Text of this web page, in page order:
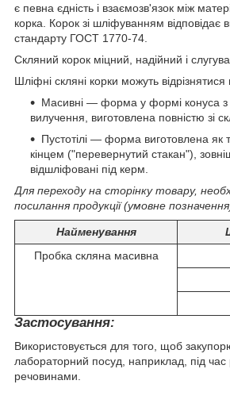
є певна єдність і взаємозв'язок між
корка. Корок зі шліфуванням відповідає
стандарту ГОСТ 1770-74.
Скляний корок міцний, надійний і
Шліфні скляні корки можуть відрізнятися
Масивні — форма у формі конуса з
вилучення, виготовлена повністю зі
Пустотілі — форма виготовлена як
кінцем ("перевернутий стакан"),
відшліфовані під керм.
Для переходу на сторінку товару,
посилання продукції (умовне
Найменування
Пробка скляна масивна
Застосування:
Використовується для того, щоб
лабораторний посуд, наприклад, під час
речовинами.